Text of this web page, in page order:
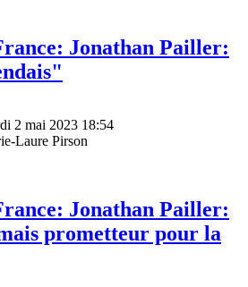
Jonathan Pailler:
2 mai 2023 18:54
Laure Pirson
Jonathan Pailler:
prometteur pour la